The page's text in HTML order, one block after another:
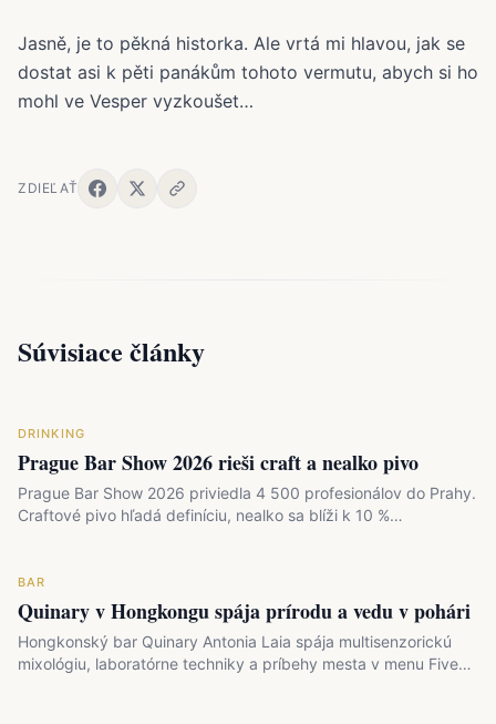
Jasně, je to pěkná historka. Ale vrtá mi hlavou, jak se
dostat asi k pěti panákům tohoto vermutu, abych si ho
mohl ve Vesper vyzkoušet…
ZDIEĽAŤ
Súvisiace články
DRINKING
Prague Bar Show 2026 rieši craft a nealko pivo
Prague Bar Show 2026 priviedla 4 500 profesionálov do Prahy.
Craftové pivo hľadá definíciu, nealko sa blíži k 10 %…
BAR
Quinary v Hongkongu spája prírodu a vedu v pohári
Hongkonský bar Quinary Antonia Laia spája multisenzorickú
mixológiu, laboratórne techniky a príbehy mesta v menu Five…